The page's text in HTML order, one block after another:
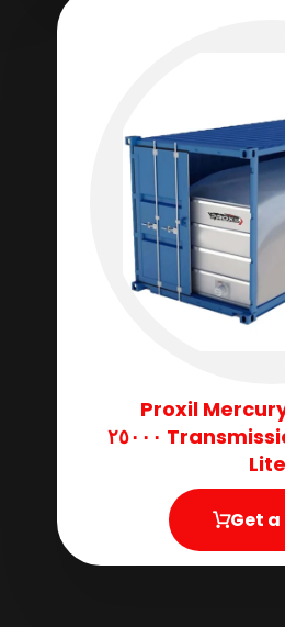
Proxil
Transmission Fluid​ Type A ٢٥٠٠٠
Get